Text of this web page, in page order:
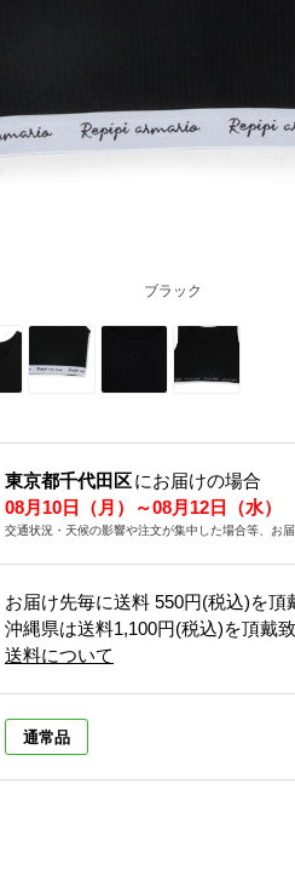
ブラック
東京都千代田区にお届けの場合
08月10日（月）～08月12日（水）
交通状況・天候の影響や注文が集中した場合等、お
お届け先毎に送料 550円(税込)を頂
沖縄県は送料1,100円(税込)を頂戴致
送料について
通常品